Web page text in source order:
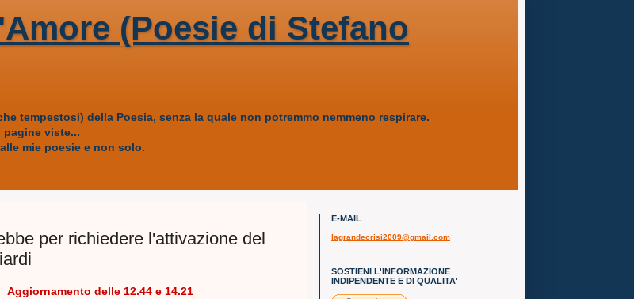
(Poesie di Stefano
tempestosi) della Poesia, senza la quale non potremmo nemmeno respirare.
viste...
mie poesie e non solo.
per richiedere l'attivazione del
Aggiornamento delle 12.44 e 14.21
E-MAIL
lagrandecrisi2009@gmail.com
SOSTIENI L'INFORMAZIONE
INDIPENDENTE E DI QUALITA'